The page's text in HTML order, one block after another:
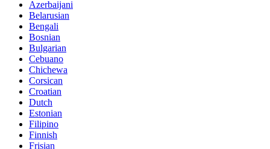
Azerbaijani
Belarusian
Bengali
Bosnian
Bulgarian
Cebuano
Chichewa
Corsican
Croatian
Dutch
Estonian
Filipino
Finnish
Frisian